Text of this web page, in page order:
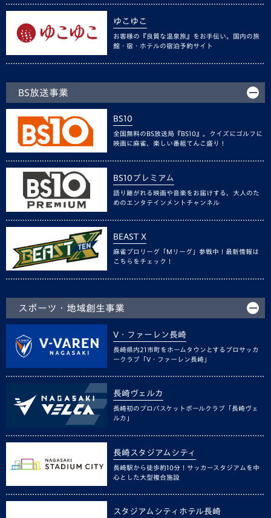
ゆこゆこ
お客様の『良質な温泉旅』をお手伝い。国内の旅
館・宿・ホテルの宿泊予約サイト
BS放送事業
BS10
全国無料のBS放送局『BS10』。クイズにゴルフに
映画に麻雀、楽しい番組てんこ盛り！
BS10プレミアム
語り継がれる映画や音楽をお届けする、大人のた
めのエンタテインメントチャンネル
BEAST X
麻雀プロリーグ「Mリーグ」参戦中！最新情報は
こちらをチェック！
スポーツ・地域創生事業
V・ファーレン長崎
長崎県内21市町をホームタウンとするプロサッカ
ークラブ「V・ファーレン長崎」
長崎ヴェルカ
長崎初のプロバスケットボールクラブ「長崎ヴェ
ルカ」
長崎スタジアムシティ
長崎駅から徒歩約10分！サッカースタジアムを中
心とした大型複合施設
スタジアムシティホテル長崎